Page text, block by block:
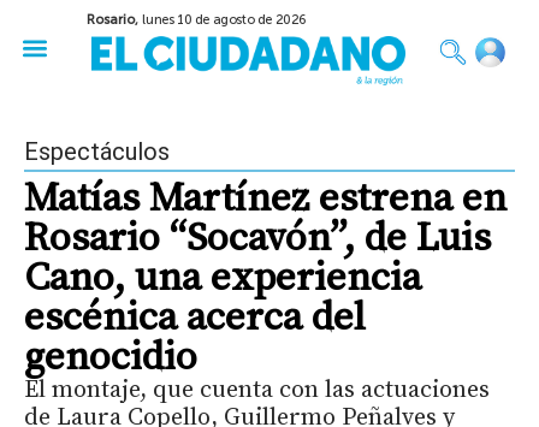
Rosario,lunes 10 de agosto de 2026
Espectáculos
Matías Martínez estrena en
Rosario “Socavón”, de Luis
Cano, una experiencia
escénica acerca del
genocidio
El montaje, que cuenta con las actuaciones
de Laura Copello, Guillermo Peñalves y